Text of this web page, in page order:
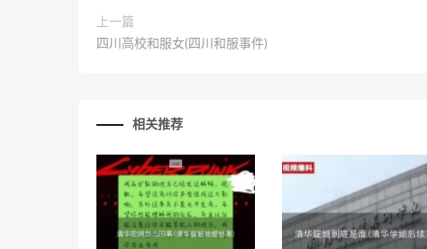
上一篇
四川高校和服女(四川和服事件)
相关推荐